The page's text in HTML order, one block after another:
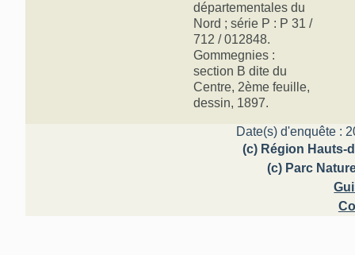
départementales du
Nord ; série P : P 31 /
712 / 012848.
Gommegnies :
section B dite du
Centre, 2ème feuille,
dessin, 1897.
Date(s) d'enquête :
(c) Région Hauts-
(c) Parc